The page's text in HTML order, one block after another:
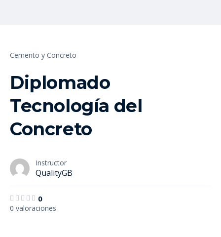
Cemento y Concreto
Diplomado
Tecnología del
Concreto
Instructor
QualityGB
0
0 valoraciones